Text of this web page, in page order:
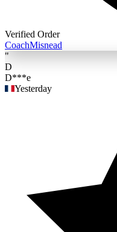
Verified Order
CoachMisnead
"
D
D***e
Yesterday